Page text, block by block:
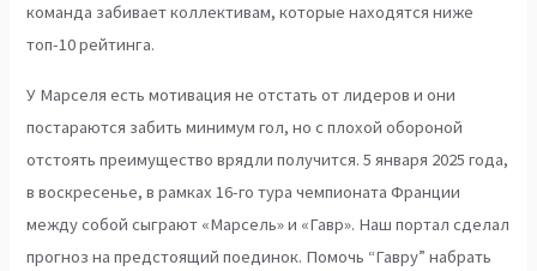
команда забивает коллективам, которые находятся ниже
топ-10 рейтинга.
У Марселя есть мотивация не отстать от лидеров и они
постараются забить минимум гол, но с плохой обороной
отстоять преимущество врядли получится. 5 января 2025 года,
в воскресенье, в рамках 16-го тура чемпионата Франции
между собой сыграют «Марсель» и «Гавр». Наш портал сделал
прогноз на предстоящий поединок. Помочь “Гавру” набрать